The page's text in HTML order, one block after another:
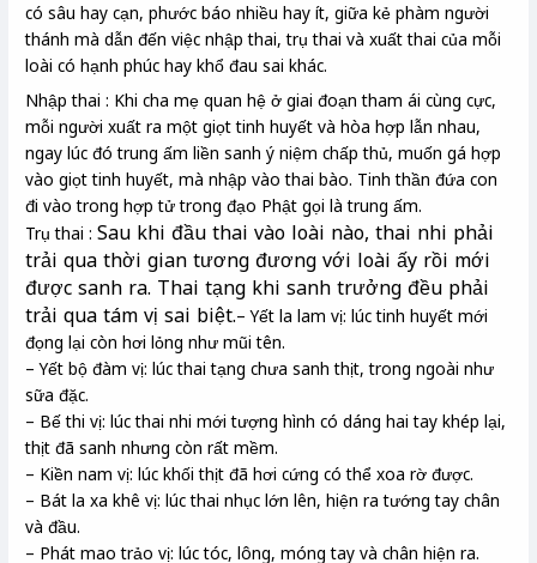
có sâu hay cạn, phước báo nhiều hay ít, giữa kẻ phàm người
thánh mà dẫn đến việc nhập thai, trụ thai và xuất thai của mỗi
loài có hạnh phúc hay khổ đau sai khác.
Nhập thai : Khi cha mẹ quan hệ ở giai đoạn tham ái cùng cực,
mỗi người xuất ra một giọt tinh huyết và hòa hợp lẫn nhau,
ngay lúc đó trung ấm liền sanh ý niệm chấp thủ, muốn gá hợp
vào giọt tinh huyết, mà nhập vào thai bào. Tinh thần đứa con
đi vào trong hợp tử trong đạo Phật gọi là trung ấm.
Trụ thai :Sau khi đầu thai vào loài nào, thai nhi phải
trải qua thời gian tương đương với loài ấy rồi mới
được sanh ra. Thai tạng khi sanh trưởng đều phải
trải qua tám vị sai biệt.– Yết la lam vị: lúc tinh huyết mới
đọng lại còn hơi lỏng như mũi tên.
– Yết bộ đàm vị: lúc thai tạng chưa sanh thịt, trong ngoài như
sữa đặc.
– Bế thi vị: lúc thai nhi mới tượng hình có dáng hai tay khép lại,
thịt đã sanh nhưng còn rất mềm.
– Kiền nam vị: lúc khối thịt đã hơi cứng có thể xoa rờ được.
– Bát la xa khê vị: lúc thai nhục lớn lên, hiện ra tướng tay chân
và đầu.
– Phát mao trảo vị: lúc tóc, lông, móng tay và chân hiện ra.